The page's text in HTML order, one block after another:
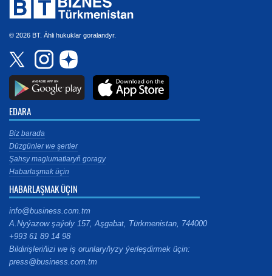
© 2026 BT. Ähli hukuklar goralandyr.
EDARA
Biz barada
Düzgünler we şertler
Şahsy maglumatlaryň goragy
Habarlaşmak üçin
HABARLAŞMAK ÜÇIN
info@business.com.tm
A.Nyýazow şaýoly 157, Aşgabat, Türkmenistan, 744000
+993 61 89 14 98
Bildirişleriňizi we iş orunlaryňyzy ýerleşdirmek üçin:
press@business.com.tm